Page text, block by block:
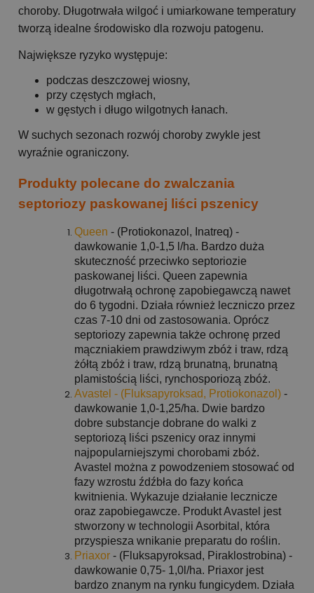
choroby. Długotrwała wilgoć i umiarkowane temperatury
tworzą idealne środowisko dla rozwoju patogenu.
Największe ryzyko występuje:
podczas deszczowej wiosny,
przy częstych mgłach,
w gęstych i długo wilgotnych łanach.
W suchych sezonach rozwój choroby zwykle jest
wyraźnie ograniczony.
Produkty polecane do zwalczania
septoriozy paskowanej liści pszenicy
Queen - (Protiokonazol, Inatreq) -
dawkowanie 1,0-1,5 l/ha. Bardzo duża
skuteczność przeciwko septoriozie
paskowanej liści. Queen zapewnia
długotrwałą ochronę zapobiegawczą nawet
do 6 tygodni. Działa również leczniczo przez
czas 7-10 dni od zastosowania. Oprócz
septoriozy zapewnia także ochronę przed
mączniakiem prawdziwym zbóż i traw, rdzą
żółtą zbóż i traw, rdzą brunatną, brunatną
plamistością liści, rynchosporiozą zbóż.
Avastel - (Fluksapyroksad, Protiokonazol) -
dawkowanie 1,0-1,25/ha. Dwie bardzo
dobre substancje dobrane do walki z
septoriozą liści pszenicy oraz innymi
najpopularniejszymi chorobami zbóż.
Avastel można z powodzeniem stosować od
fazy wzrostu źdźbła do fazy końca
kwitnienia. Wykazuje działanie lecznicze
oraz zapobiegawcze. Produkt Avastel jest
stworzony w technologii Asorbital, która
przyspiesza wnikanie preparatu do roślin.
Priaxor - (Fluksapyroksad, Piraklostrobina) -
dawkowanie 0,75- 1,0l/ha. Priaxor jest
bardzo znanym na rynku fungicydem. Działa